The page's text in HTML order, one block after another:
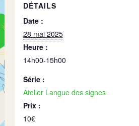
DÉTAILS
Date :
28 mai 2025
Heure :
14h00-15h00
Série :
Atelier Langue des signes
Prix :
10€